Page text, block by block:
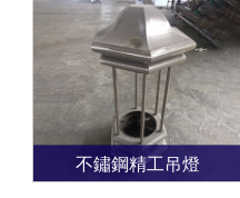
不鏽鋼精工吊燈